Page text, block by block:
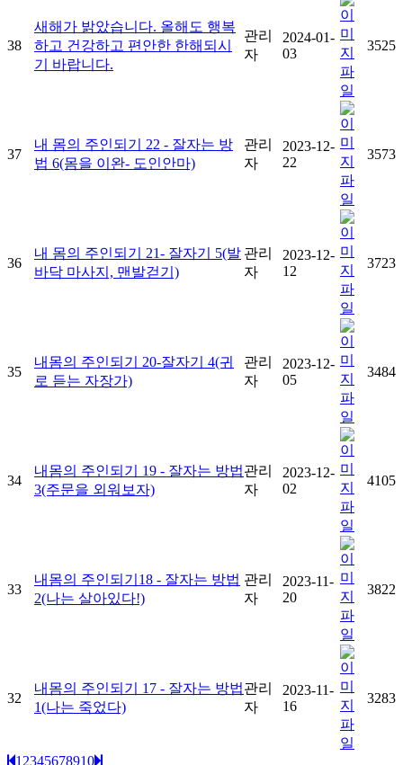
38
새해가 밝았습니다. 올해도 행복
하고 건강하고 편안한 한해되시
기 바랍니다.
관리
자
2024-01-
03
3525
37
내 몸의 주인되기 22 - 잘자는 방
법 6(몸을 이완- 도인안마)
관리
자
2023-12-
22
3573
36
내 몸의 주인되기 21- 잘자기 5(발
바닥 마사지, 맨발걷기)
관리
자
2023-12-
12
3723
35
내몸의 주인되기 20-잘자기 4(귀
로 듣는 자장가)
관리
자
2023-12-
05
3484
34
내몸의 주인되기 19 - 잘자는 방법
3(주문을 외워보자)
관리
자
2023-12-
02
4105
33
내몸의 주인되기18 - 잘자는 방법
2(나는 살아있다!)
관리
자
2023-11-
20
3822
32
내몸의 주인되기 17 - 잘자는 방법
1(나는 죽었다)
관리
자
2023-11-
16
3283
1 2345678910